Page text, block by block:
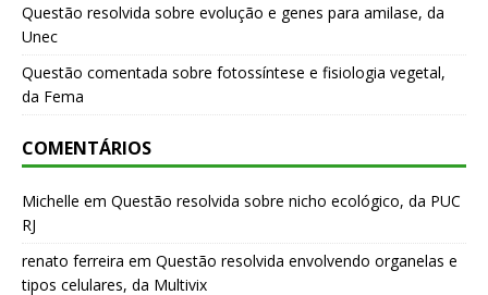
Questão resolvida sobre evolução e genes para amilase, da
Unec
Questão comentada sobre fotossíntese e fisiologia vegetal,
da Fema
COMENTÁRIOS
Michelle em Questão resolvida sobre nicho ecológico, da PUC
RJ
renato ferreira em Questão resolvida envolvendo organelas e
tipos celulares, da Multivix